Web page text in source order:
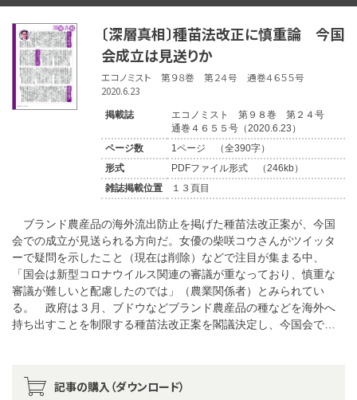
〔深層真相〕種苗法改正に慎重論 今国
会成立は見送りか
エコノミスト 第９８巻 第２４号 通巻４６５５号
2020.6.23
掲載誌
エコノミスト 第９８巻 第２４号
通巻４６５５号（2020.6.23）
ページ数
1ページ （全390字）
形式
PDFファイル形式 （246kb）
雑誌掲載位置
１３頁目
ブランド農産品の海外流出防止を掲げた種苗法改正案が、今国
会での成立が見送られる方向だ。女優の柴咲コウさんがツイッタ
ーで疑問を示したこと（現在は削除）などで注目が集まる中、
「国会は新型コロナウイルス関連の審議が重なっており、慎重な
審議が難しいと配慮したのでは」（農業関係者）とみられてい
る。 政府は３月、ブドウなどブランド農産品の種などを海外へ
持ち出すことを制限する種苗法改正案を閣議決定し、今国会で…
記事の購入（ダウンロード）